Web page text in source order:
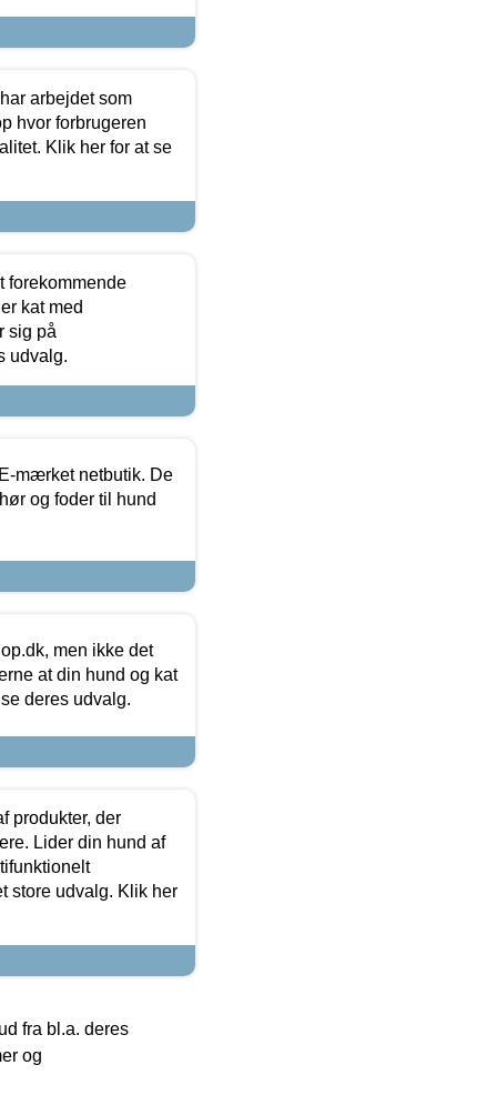
arbejdet som
hvor forbrugeren
Klik her for at se
forekommende
kat med
sig på
udvalg.
mærket netbutik. De
og foder til hund
men ikke det
at din hund og kat
deres udvalg.
produkter, der
Lider din hund af
store udvalg. Klik her
fra bl.a. deres
og